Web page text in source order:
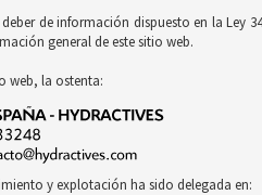
de información dispuesto en la Ley
general de este sitio web.
web, la ostenta:
y explotación ha sido delegada en: